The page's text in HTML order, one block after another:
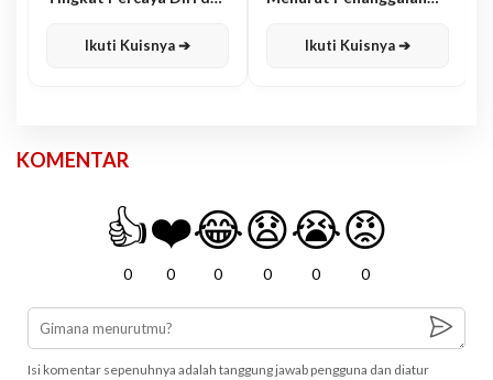
Ikuti Kuisnya ➔ Ikuti Kuisnya ➔
KOMENTAR
👍
0
❤️
0
😂
0
😧
0
😭
0
😡
0
Isi komentar sepenuhnya adalah tanggung jawab pengguna dan diatur